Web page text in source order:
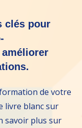
clés pour
de votre
livre blanc sur
savoir plus sur